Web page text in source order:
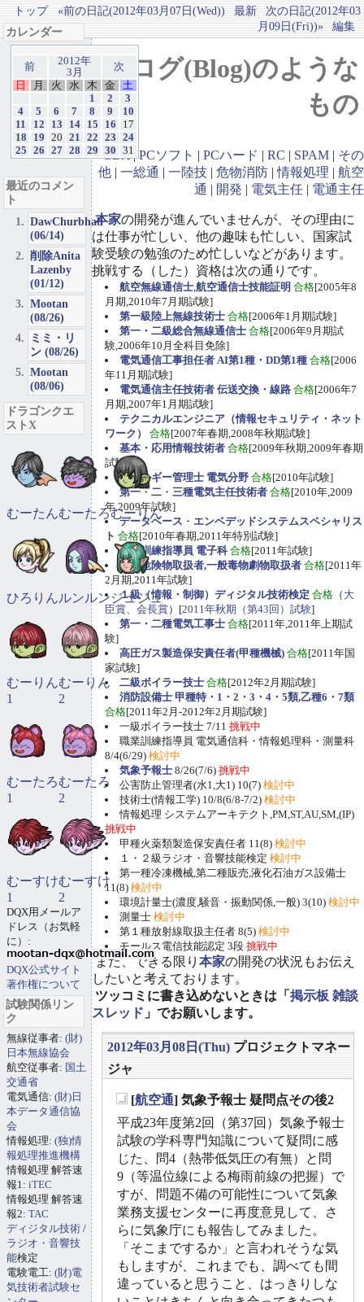
トップ «前の日記(2012年03月07日(Wed)) 最新
次の日記(2012年03
月09日(Fri))»
編集
ブログ(Blog)のような
もの
GBA|PCソフト | PCハード | RC | SPAM | その
他 | 一総通 | 一陸技 | 危物消防 |情報処理 | 航空
通 | 開発 | 電気主任 | 電通主任
本家の開発が進んでいませんが、その理由に
は仕事が忙しい、他の趣味も忙しい、国家試
験受験の勉強のため忙しいなどがあります。
挑戦する（した）資格は次の通りです。
航空無線通信士,航空通信士技能証明 合格[2005年8
月期,2010年7月期試験]
第一級陸上無線技術士 合格[2006年1月期試験]
第一・二級総合無線通信士 合格[2006年9月期試
験,2006年10月全科目免除]
電気通信工事担任者 AI第1種・DD第1種 合格[2006
年11月期試験]
電気通信主任技術者 伝送交換・線路 合格[2006年7
月期,2007年1月期試験]
テクニカルエンジニア（情報セキュリティ・ネット
ワーク）
合格[2007年春期,2008年秋期試験]
基本・応用情報技術者 合格[2009年秋期,2009年春期
試験]
エネルギー管理士 電気分野 合格[2010年試験]
第一・二 ・ 三種電気主任技術者 合格[2010年,2009
年,2009年試験]
データベース ・ エンベデッドシステムスペシャリス
ト 合格[2010年春期,2011年特別試験]
職業訓練指導員 電子科 合格[2011年試験]
甲種危険物取扱者,一般毒物劇物取扱者 合格[2011年
2月期,2011年試験]
１級（情報・制御）ディジタル技術検定 合格 （ 大
臣賞、会長賞）[2011年秋期（第43回）試験]
第一・二種電気工事士 合格[2011年,2011年上期試
験]
高圧ガス製造保安責任者(甲種機械) 合格[2011年国
家試験]
二級ボイラー技士 合格[2012年2月期試験]
消防設備士 甲種特・1・2・3・4・5類,乙種6・7類
合格[2011年2月-2012年2月期試験]
一級ボイラー技士 7/11 挑戦中
職業訓練指導員 電気通信科・情報処理科・測量科
8/4(6/29) 検討中
気象予報士 8/26(7/6) 挑戦中
公害防止管理者(水1,大1) 10(7) 検討中
技術士(情報工学) 10/8(6/8-7/2) 検討中
情報処理 システムアーキテクト,PM,ST,AU,SM,(IP)
挑戦中
甲種火薬類製造保安責任者 11(8) 検討中
１・２級ラジオ・音響技能検定 検討中
第一種冷凍機械,第二種販売,液化石油ガス設備士
11(8) 検討中
環境計量士(濃度,騒音・振動関係,一般) 3(10) 検討中
測量士 検討中
第１種放射線取扱主任者 8(5) 検討中
モールス電信技能認定 3段 挑戦中
また、できる限り 本家の開発の状況もお伝え
したいと考えております。
ツッコミに書き込めないときは「 掲示板 雑談
スレッド 」でお願いします。
2012年03月08日(Thu) プロジェクトマネー
ジャ
[航空通] 気象予報士 疑問点その後2
平成23年度第2回（第37回）気象予報士
試験の学科専門知識について疑問に感
じた、問4（熱帯低気圧の有無）と問
9（等温位線による梅雨前線の把握）で
すが、問題不備の可能性について気象
業務支援センターに再度意見して、さ
らに気象庁にも報告してみました。
「そこまでするか」と言われそうな気
もしますが、これまでも、調べても間
違っていると思うこと、はっきりしな
カレンダー
前
2012年
3月
次
日
月 火 水 木 金
土
1
2
3
4
5 6 7 8 9
10
11
12 13 14 15 16
17
18
19 20 21 22 23
24
25
26 27 28 29 30 31
最近のコメン
ト
DawChurbhab
(06/14)
削除Anita
Lazenby
(01/12)
Mootan
(08/26)
ミミ・リ
ン (08/26)
Mootan
(08/06)
ドラゴンクエ
ストX
むーたんむーたろむーりん
ひろりんルンルンジュジュ
むーりん
1
むーりん
2
むーたろ
1
むーたろ
2
むーすけ
1
むーすけ
2
DQX用メールア
ドレス（お気軽
に）:
DQX公式サイト
著作権について
試験関係リン
ク
無線従事者: (財)
日本無線協会
航空従事者: 国土
交通省
電気通信: (財)日
本データ通信協
会
情報処理: (独)情
報処理推進機構
情報処理 解答速
報1: iTEC
情報処理 解答速
報2: TAC
ディジタル技術 /
ラジオ・音響技
能検定
電験電工: (財)電
気技術者試験セ